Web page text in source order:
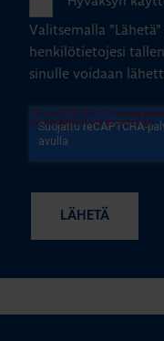
Valitsemalla
henkilötietojesi
sinulle voidaan